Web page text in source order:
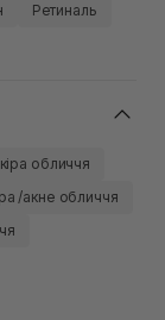
Ретиналь
обличчя
/акне обличчя